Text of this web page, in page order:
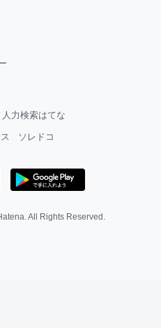
人力検索はてな
ソレドコ
. All Rights Reserved.